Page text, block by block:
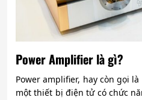
Power Amplifier là gì?
Power amplifier, hay còn gọi
một thiết bị điện tử có chức